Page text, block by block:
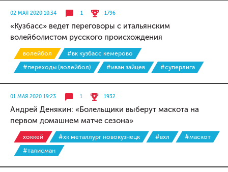
02 МАЯ 2020 10:34 1 1796
«Кузбасс» ведет переговоры с итальянским
волейболистом русского происхождения
волейбол
#вк кузбасс кемерово
#переходы (волейбол)
#иван зайцев #суперлига
01 МАЯ 2020 19:23 1 1932
Андрей Денякин: «Болельщики выберут маскота на
первом домашнем матче сезона»
хоккей #хк металлург новокузнецк #вхл
#маскот
#талисман